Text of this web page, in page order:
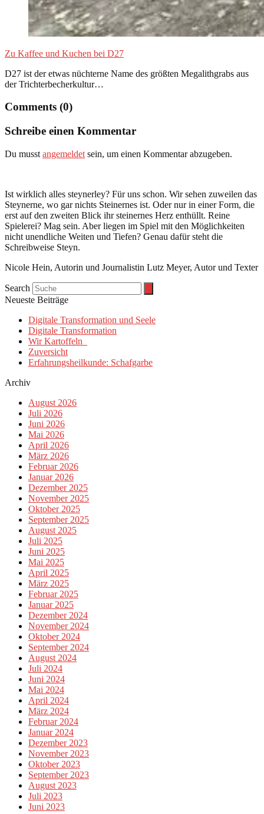
Zu Kaffee und Kuchen bei D27
D27 ist der etwas nüchterne Name des größten Megalithgrabs aus
der Trichterbecherkultur…
Comments (0)
Schreibe einen Kommentar
Du musst angemeldet sein, um einen Kommentar abzugeben.
Ist wirklich alles steynerley? Für uns schon. Wir sehen zuweilen das
Steynerne, wo gar nichts Steinernes ist. Oder nur in einer Form, die
erst auf den zweiten Blick ihr steinernes Herz enthüllt. Reine
Spielerei? Mag sein. Aber liegen im Spiel mit den Möglichkeiten
nicht unendliche Weiten und Tiefen? Genau dafür steht die
Schreibweise Steyn.
Nicole Hein, Autorin und Journalistin Lutz Meyer, Autor und Texter
Search
Neueste Beiträge
Digitale Transformation und Seele
Digitale Transformation
Wir Kartoffeln
Zuversicht
Erfahrungsheilkunde: Schafgarbe
Archiv
August 2026
Juli 2026
Juni 2026
Mai 2026
April 2026
März 2026
Februar 2026
Januar 2026
Dezember 2025
November 2025
Oktober 2025
September 2025
August 2025
Juli 2025
Juni 2025
Mai 2025
April 2025
März 2025
Februar 2025
Januar 2025
Dezember 2024
November 2024
Oktober 2024
September 2024
August 2024
Juli 2024
Juni 2024
Mai 2024
April 2024
März 2024
Februar 2024
Januar 2024
Dezember 2023
November 2023
Oktober 2023
September 2023
August 2023
Juli 2023
Juni 2023